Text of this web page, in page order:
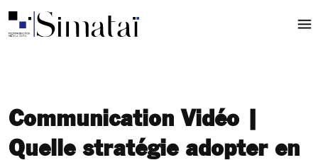
Communication Vidéo |
Quelle stratégie adopter en